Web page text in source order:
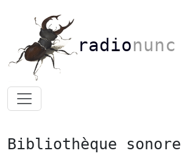
radionunc
Bibliothèque sonore